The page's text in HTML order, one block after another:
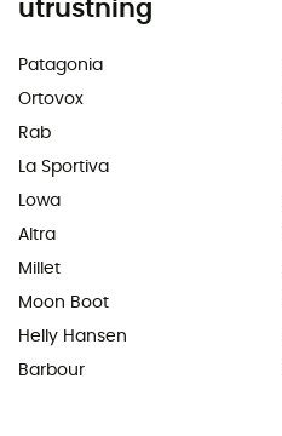
utrustning
Patagonia
Ortovox
Rab
La Sportiva
Lowa
Altra
Millet
Moon Boot
Helly Hansen
Barbour